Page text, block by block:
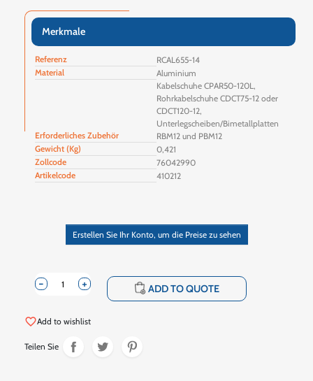
Merkmale
Referenz
RCAL655-14
Material
Aluminium
Erforderliches Zubehör
Kabelschuhe CPAR50-120L,
Rohrkabelschuhe CDCT75-12 oder
CDCT120-12,
Unterlegscheiben/Bimetallplatten
RBM12 und PBM12
Gewicht (Kg)
0,421
Zollcode
76042990
Artikelcode
410212
Erstellen Sie Ihr Konto, um die Preise zu sehen
+
- shopping_cart ADD TO QUOTE
favorite_borderAdd to wishlist
Teilen Sie